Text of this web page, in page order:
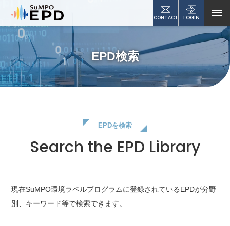
CONTACT LOGIN
EPD検索
EPDを検索
Search the EPD Library
現在SuMPO環境ラベルプログラムに登録されているEPDが分野
別、キーワード等で検索できます。